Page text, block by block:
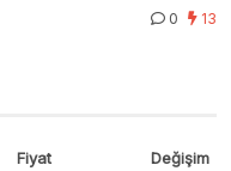
0 13
Fiyat Değişim